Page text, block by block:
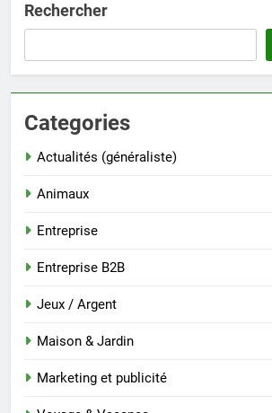
Rechercher
Categories
Actualités (généraliste)
Animaux
Entreprise
Entreprise B2B
Jeux / Argent
Maison & Jardin
Marketing et publicité